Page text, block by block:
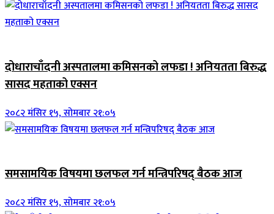
दोधाराचाँदनी अस्पतालमा कमिसनको लफडा ! अनियतता बिरुद्ध
सासद महताको एक्सन
२०८२ मंसिर १५, सोमबार २१:०५
समसामयिक विषयमा छलफल गर्न मन्त्रिपरिषद् बैठक आज
२०८२ मंसिर १५, सोमबार २१:०५